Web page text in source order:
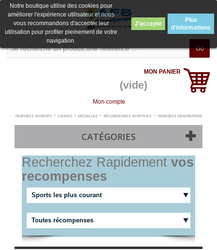
Go
MON PANIER
(vide)
Mon compte
TROPHÉES SPORTIFS- COUPES- MÉDAILLES- RÉCOMPENSES SPORTIVES- TROPHÉES D'ENTREPRISE
CATÉGORIES
Notre boutique utilise des cookies pour
améliorer l'expérience utilisateur et nous
vous recommandons d'accepter leur
utilisation pour profiter pleinement de votre
navigation.
J'accepte
Plus
d'informations
Recherchez Rapidement vos
recompenses
Sports les plus courant
Toutes récompenses